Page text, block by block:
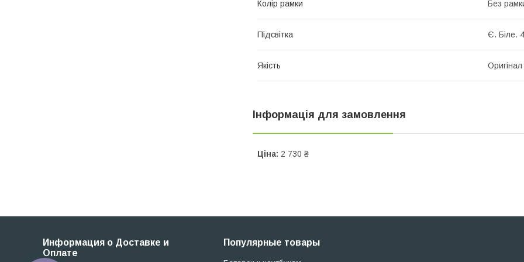
Колір рамки Без
Підсвітка Є. Білe.
Якість Оригінал
Інформація для замовлення
Ціна: 2 730 ₴
Информация о Доставке и
Оплате
Популярные товары